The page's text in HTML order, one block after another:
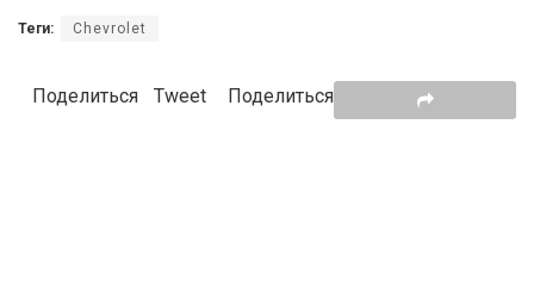
Теги: Chevrolet
Поделиться Tweet Поделиться